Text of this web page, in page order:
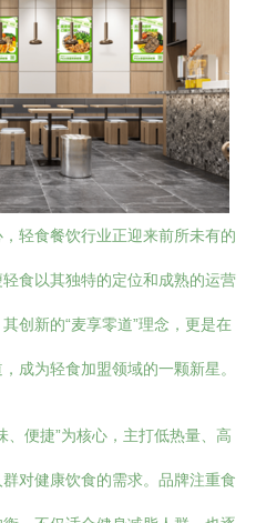
轻食餐饮行业正迎来前所未有的
食以其独特的定位和成熟的运营
创新的“麦享零道”理念，更是在
成为轻食加盟领域的一颗新星。
、便捷”为核心，主打低热量、高
对健康饮食的需求。品牌注重食